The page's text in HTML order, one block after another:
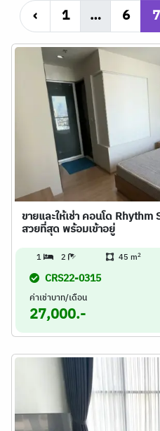
‹ 1 … 6 7
ขายและให้เช่า คอนโด Rhythm
สวยที่สุด พร้อมเข้าอยู่
1 2 45 m2
CRS22-0315
ค่าเช่าบาท/เดือน
27,000.-